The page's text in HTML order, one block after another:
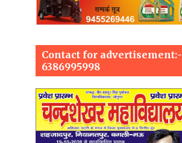
Contact for advertisement:-
6386995998